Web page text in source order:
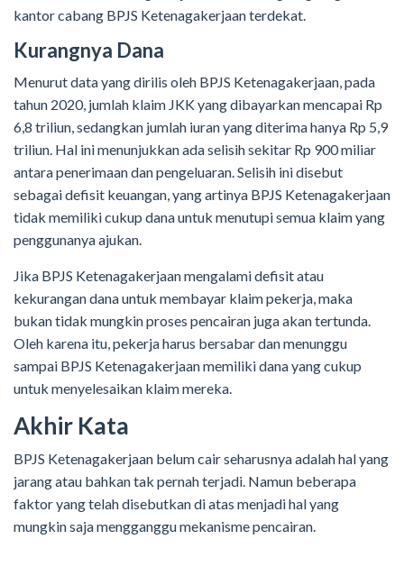
kantor cabang BPJS Ketenagakerjaan terdekat.
Kurangnya Dana
Menurut data yang dirilis oleh BPJS Ketenagakerjaan, pada
tahun 2020, jumlah klaim JKK yang dibayarkan mencapai Rp
6,8 triliun, sedangkan jumlah iuran yang diterima hanya Rp 5,9
triliun. Hal ini menunjukkan ada selisih sekitar Rp 900 miliar
antara penerimaan dan pengeluaran. Selisih ini disebut
sebagai defisit keuangan, yang artinya BPJS Ketenagakerjaan
tidak memiliki cukup dana untuk menutupi semua klaim yang
penggunanya ajukan.
Jika BPJS Ketenagakerjaan mengalami defisit atau
kekurangan dana untuk membayar klaim pekerja, maka
bukan tidak mungkin proses pencairan juga akan tertunda.
Oleh karena itu, pekerja harus bersabar dan menunggu
sampai BPJS Ketenagakerjaan memiliki dana yang cukup
untuk menyelesaikan klaim mereka.
Akhir Kata
BPJS Ketenagakerjaan belum cair seharusnya adalah hal yang
jarang atau bahkan tak pernah terjadi. Namun beberapa
faktor yang telah disebutkan di atas menjadi hal yang
mungkin saja mengganggu mekanisme pencairan.